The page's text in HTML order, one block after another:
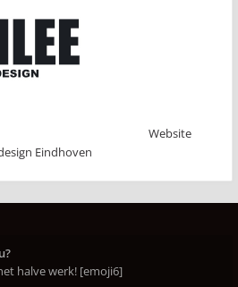
Website
Eindhoven
halve werk! [emoji6]